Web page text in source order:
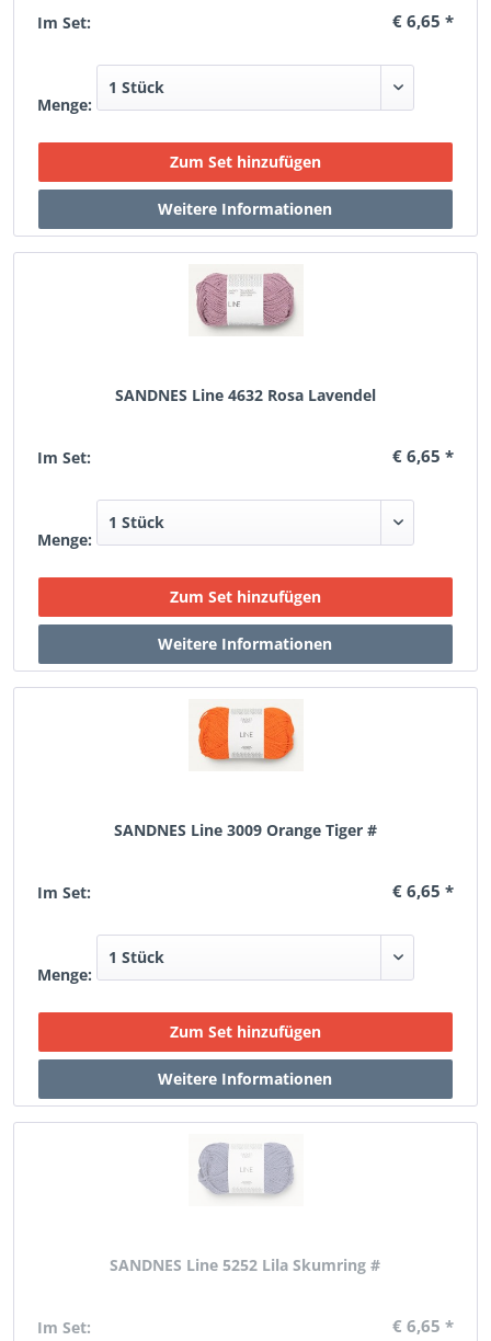
Im Set: € 6,65 *
Menge:
SANDNES Line 4632 Rosa Lavendel
Im Set: € 6,65 *
Menge:
SANDNES Line 3009 Orange Tiger #
Im Set: € 6,65 *
Menge:
SANDNES Line 5252 Lila Skumring #
Im Set: € 6,65 *